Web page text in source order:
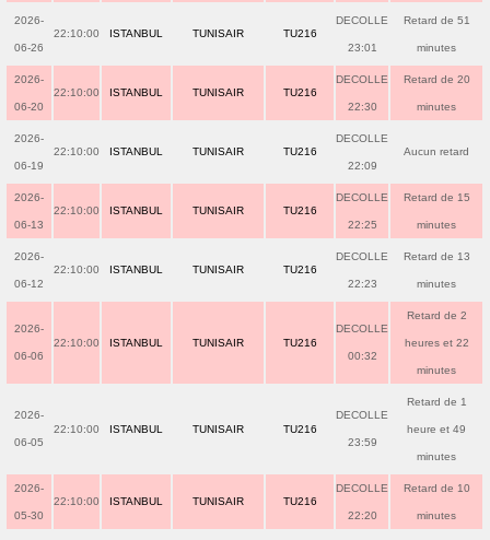
2026-
06-26
22:10:00 ISTANBUL TUNISAIR TU216
DECOLLE
23:01
Retard de 51
minutes
2026-
06-20
22:10:00 ISTANBUL TUNISAIR TU216
DECOLLE
22:30
Retard de 20
minutes
2026-
06-19
22:10:00 ISTANBUL TUNISAIR TU216
DECOLLE
22:09
Aucun retard
2026-
06-13
22:10:00 ISTANBUL TUNISAIR TU216
DECOLLE
22:25
Retard de 15
minutes
2026-
06-12
22:10:00 ISTANBUL TUNISAIR TU216
DECOLLE
22:23
Retard de 13
minutes
2026-
06-06
22:10:00 ISTANBUL TUNISAIR TU216
DECOLLE
00:32
Retard de 2
heures et 22
minutes
2026-
06-05
22:10:00 ISTANBUL TUNISAIR TU216
DECOLLE
23:59
Retard de 1
heure et 49
minutes
2026-
05-30
22:10:00 ISTANBUL TUNISAIR TU216
DECOLLE
22:20
Retard de 10
minutes